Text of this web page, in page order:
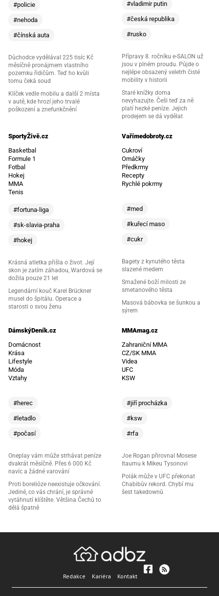
#policie
#nehoda
#čínská auta
Důchodce vydělával 225 tisíc Kč
měsíčně pronájmem vlastního
pozemku řidičům. Teď ho kvůli
tomu čeká soud
Klíček vedle mobilu a další 2 místa
v autě, kde hrozí jeho trvalé
poškození a znefunkčnění
#vladimir putin
#česká republika
#rusko
Přípravy 8. ročníku e-SALON už
jsou v plném proudu. Půjde o
nejlépe obsazený veletrh čisté
mobility v historii
Staré knížky doma
nevyhazujte. Češi teď za ně
platí hezké peníze. Jejich
prodejem se dá vydělat
SportyŽivě.cz
Basketbal
Formule 1
Fotbal
Hokej
MMA
Tenis
#fortuna-liga
#sk-slavia-praha
#hokej
Krásná atletka přišla o život. Její
skon je zatím záhadou, Wardová se
dožila pouze 21 let
Legendární kouč Karel Brückner
musel do špitálu. Operace a
starosti o svou ženu
Vařímedobroty.cz
Cukroví
Omáčky
Předkrmy
Recepty
Rychlé pokrmy
#med
#kuřecí maso
#cukr
Bagety z kynutého těsta
slazené medem
Smažené boží milosti ze
smetanového těsta
Masová bábovka se šunkou a
sýrem
DámskýDeník.cz
Domácnost
Krása
Lifestyle
Móda
Vztahy
#herec
#letadlo
#počasí
Oneplay vám může strhávat peníze
dvakrát měsíčně. Přes 6 000 Kč
navíc a žádné varování
Proti borelióze neexistuje očkování.
Jediné, co vás chrání, je správné
vytáhnutí klíštěte. Většina Čechů to
dělá špatně
MMAmag.cz
Zahraniční MMA
CZ/SK MMA
Videa
UFC
KSW
#jiří procházka
#ksw
#rfa
Joe Rogan přirovnal Mosese
Itaumu k Mikeu Tysonovi
Polák může v UFC překonat
Chabibův rekord. Chybí mu
šest takedownů
Redakce Kariéra Kontakt